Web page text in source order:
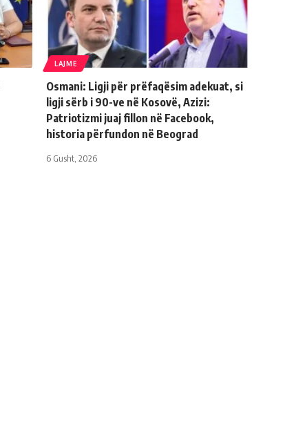
LAJME
Osmani: Ligji për prëfaqësim adekuat, si
ligji sërb i 90-ve në Kosovë, Azizi:
Patriotizmi juaj fillon në Facebook,
historia përfundon në Beograd
6 Gusht, 2026